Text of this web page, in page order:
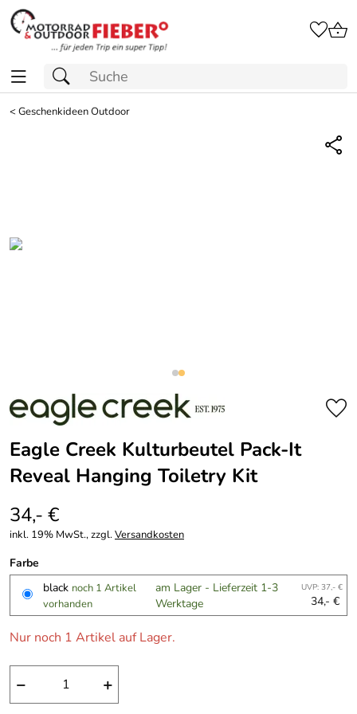
<Geschenkideen Outdoor
Eagle Creek Kulturbeutel Pack-It
Reveal Hanging Toiletry Kit
34,- €
inkl. 19% MwSt., zzgl.Versandkosten
Farbe
black noch 1 Artikel
vorhanden
am Lager - Lieferzeit 1-3
Werktage
UVP: 37,- €
34,- €
Nur noch 1 Artikel auf Lager.
− +